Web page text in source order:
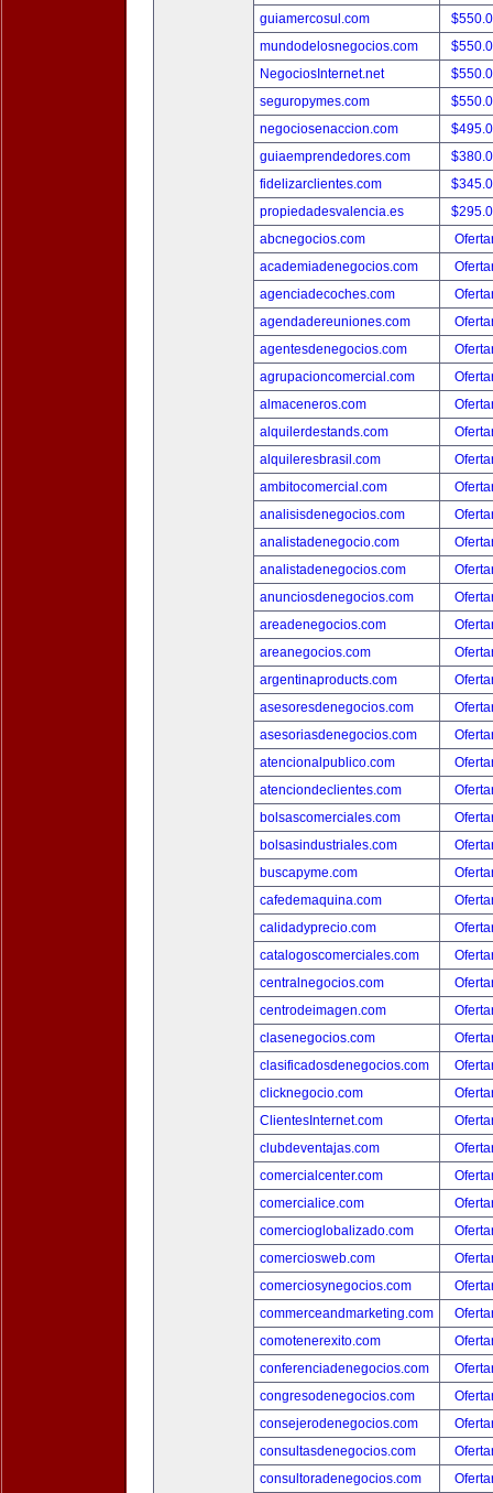
guiamercosul.com
mundodelosnegocios.com
NegociosInternet.net
seguropymes.com
negociosenaccion.com
guiaemprendedores.com
fidelizarclientes.com
propiedadesvalencia.es
abcnegocios.com
academiadenegocios.com
agenciadecoches.com
agendadereuniones.com
agentesdenegocios.com
agrupacioncomercial.com
almaceneros.com
alquilerdestands.com
alquileresbrasil.com
ambitocomercial.com
analisisdenegocios.com
analistadenegocio.com
analistadenegocios.com
anunciosdenegocios.com
areadenegocios.com
areanegocios.com
argentinaproducts.com
asesoresdenegocios.com
asesoriasdenegocios.com
atencionalpublico.com
atenciondeclientes.com
bolsascomerciales.com
bolsasindustriales.com
buscapyme.com
cafedemaquina.com
calidadyprecio.com
catalogoscomerciales.com
centralnegocios.com
centrodeimagen.com
clasenegocios.com
clasificadosdenegocios.com
clicknegocio.com
ClientesInternet.com
clubdeventajas.com
comercialcenter.com
comercialice.com
comercioglobalizado.com
comerciosweb.com
comerciosynegocios.com
commerceandmarketing.com
comotenerexito.com
conferenciadenegocios.com
congresodenegocios.com
consejerodenegocios.com
consultasdenegocios.com
consultoradenegocios.com